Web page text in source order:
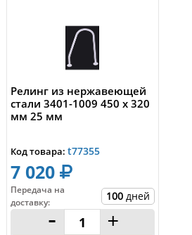
Релинг из нержавеющей
стали 3401-1009 450 x 320
мм 25 мм
Код товара: t77355
7 020
Передача на
доставку: 100 дней
- +